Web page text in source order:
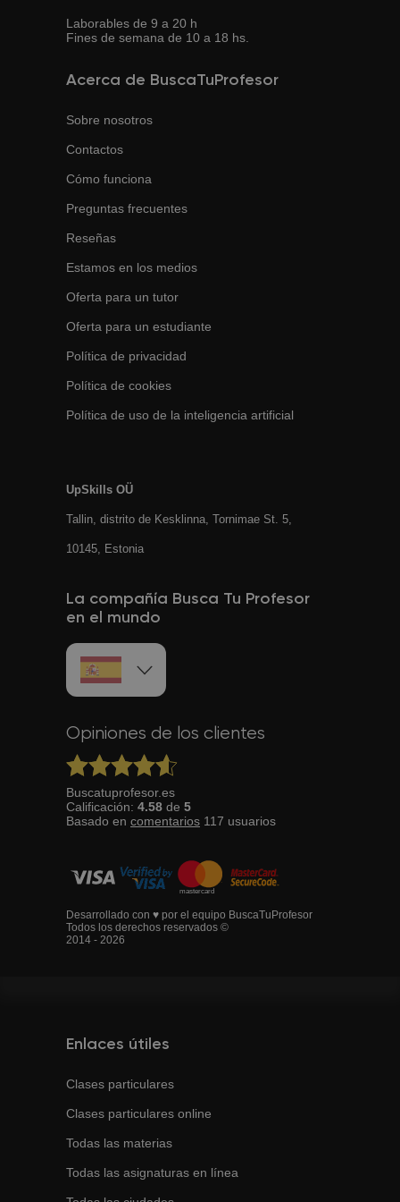
Laborables de 9 a 20 h
Fines de semana de 10 a 18 hs.
Acerca de BuscaTuProfesor
Sobre nosotros
Contactos
Cómo funciona
Preguntas frecuentes
Reseñas
Estamos en los medios
Oferta para un tutor
Oferta para un estudiante
Política de privacidad
Política de cookies
Política de uso de la inteligencia artificial
UpSkills OÜ
Tallin, distrito de Kesklinna, Tornimаe St. 5,
10145, Estonia
La compañía Busca Tu Profesor
en el mundo
Opiniones de los clientes
Buscatuprofesor.es
Calificación: 4.58 de 5
Basado en comentarios 117 usuarios
Desarrollado con ♥ por el equipo BuscaTuProfesor
Todos los derechos reservados ©
2014 - 2026
Enlaces útiles
Clases particulares
Clases particulares online
Todas las materias
Todas las asignaturas en línea